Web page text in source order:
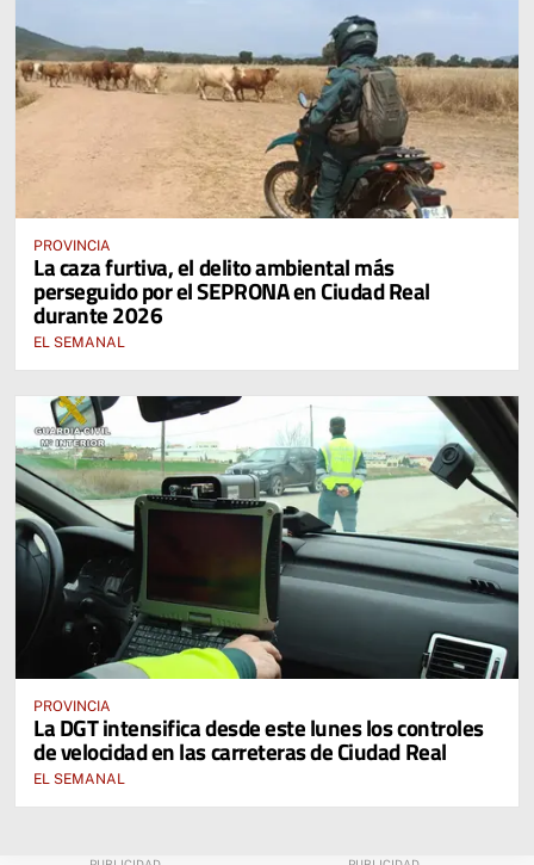
PROVINCIA
La caza furtiva, el delito ambiental más
perseguido por el SEPRONA en Ciudad Real
durante 2026
EL SEMANAL
PROVINCIA
La DGT intensifica desde este lunes los controles
de velocidad en las carreteras de Ciudad Real
EL SEMANAL